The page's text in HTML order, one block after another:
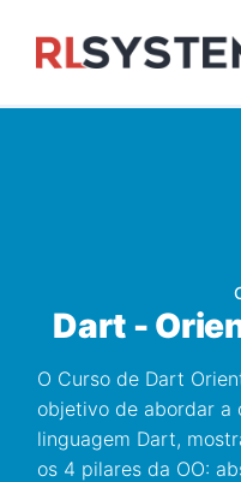
Dart -
O Curso de Dart
objetivo de abordar a
linguagem Dart,
os 4 pilares da OO: